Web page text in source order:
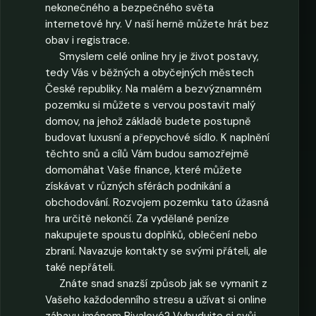
nekonečného a bezpečného světa
internetové hry. V naší herně můžete hrát bez
obav i registrace.
Smyslem celé online hry je život postavy,
tedy Vás v běžných a obyčejných městech
České republiky. Na malém a bezvýznamném
pozemku si můžete s vervou postavit malý
domov, na jehož základě budete postupně
budovat luxusní a přepychové sídlo. K naplnění
těchto snů a cílů Vám budou samozřejmě
domomáhat Vaše finance, které můžete
získávat v různých sférách podnikání a
obchodování. Rozvojem pozemku tato úžasná
hra určitě nekončí. Za vydělané peníze
nakupujete spoustu doplňků, oblečení nebo
zbraní. Navazuje kontakty se svými přáteli, ale
také nepřáteli.
Znáte snad snazší způsob jak se vymanit z
Vašeho každodenního stresu a užívat si online